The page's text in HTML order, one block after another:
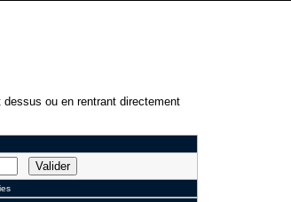
ou en rentrant directement